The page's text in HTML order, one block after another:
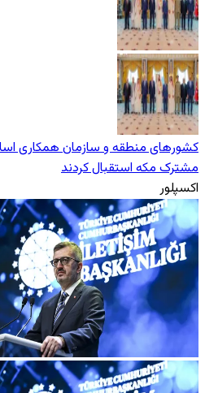
کشورهای منطقه و سازمان همکاری
مشترک مکه استقبال کردند
اکسپلور